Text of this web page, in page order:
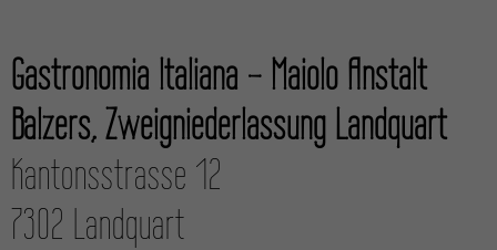
Gastronomia Italiana - Maiolo Anstalt
Balzers, Zweigniederlassung Landquart
Kantonsstrasse 12
7302 Landquart